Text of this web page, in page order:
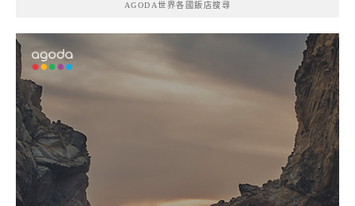
AGODA世界各國飯店搜尋